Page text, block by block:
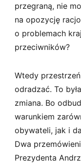
przegraną, nie
na opozycję
o problemach
przeciwników?
Wtedy
odradzać. To
zmiana. Bo
warunkiem
obywateli, jak i
Dwa
Prezydenta